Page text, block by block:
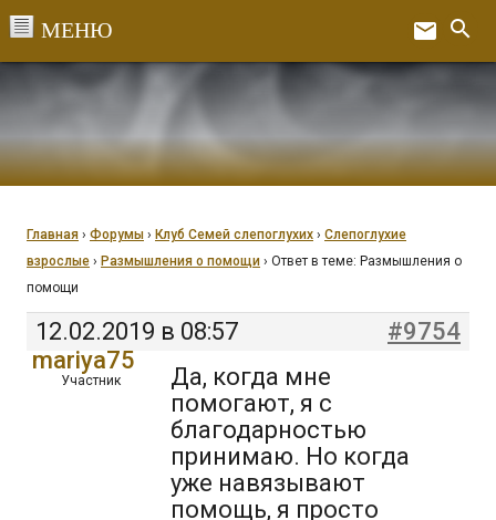
email search
Главная › Форумы › Клуб Семей слепоглухих › Слепоглухие
взрослые › Размышления о помощи › Ответ в теме: Размышления о
помощи
12.02.2019 в 08:57
#9754
mariya75
Участник
Да, когда мне
помогают, я с
благодарностью
принимаю. Но когда
уже навязывают
помощь, я просто